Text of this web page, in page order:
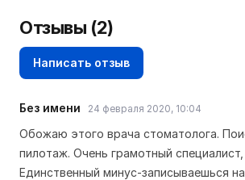
Отзывы (2)
Написать отзыв
Без имени 24 февраля 2020, 10:04
Обожаю этого врача стоматолога.
пилотаж. Очень грамотный
Единственный минус-записываешься